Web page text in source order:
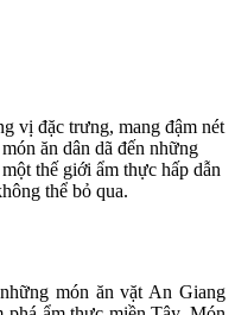
vị đặc trưng, mang đậm nét
ăn dân dã đến những
thế giới ẩm thực hấp dẫn
thể bỏ qua.
món ăn vặt An Giang